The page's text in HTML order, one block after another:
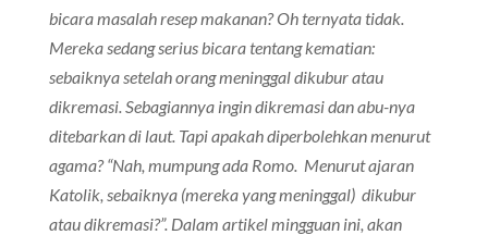
bicara masalah resep makanan? Oh ternyata tidak.
Mereka sedang serius bicara tentang kematian:
sebaiknya setelah orang meninggal dikubur atau
dikremasi. Sebagiannya ingin dikremasi dan abu-nya
ditebarkan di laut. Tapi apakah diperbolehkan menurut
agama? “Nah, mumpung ada Romo. Menurut ajaran
Katolik, sebaiknya (mereka yang meninggal) dikubur
atau dikremasi?”. Dalam artikel mingguan ini, akan